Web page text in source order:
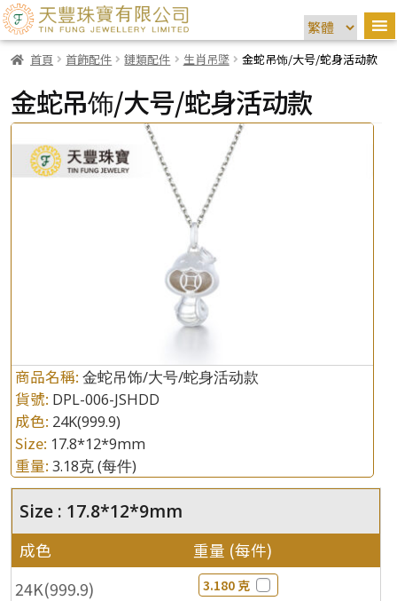
首頁 首飾配件 鏈類配件 生肖吊墜 金蛇吊饰/大号/蛇身活动款
金蛇吊饰/大号/蛇身活动款
商品名稱: 金蛇吊饰/大号/蛇身活动款
貨號: DPL-006-JSHDD
成色: 24K(999.9)
Size: 17.8*12*9mm
重量: 3.18克(每件)
Size : 17.8*12*9mm
成色 重量 (每件)
24K(999.9) 3.180 克